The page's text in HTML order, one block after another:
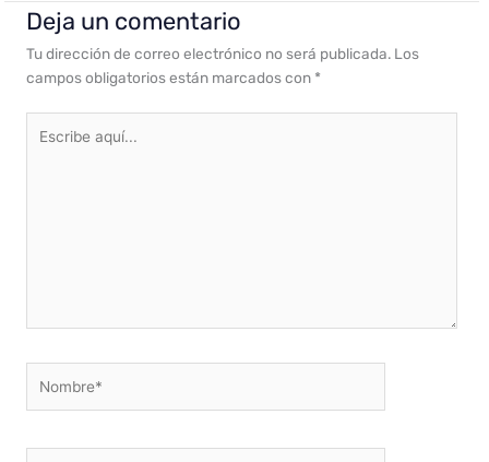
Deja un comentario
Tu dirección de correo electrónico no será publicada. Los
campos obligatorios están marcados con *
aquí...